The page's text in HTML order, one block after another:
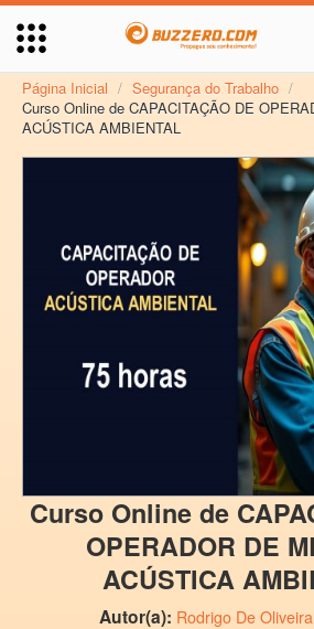
Página Inicial / Segurança do Trabalho /
Curso Online de CAPACITAÇÃO DE
ACÚSTICA AMBIENTAL
Curso Online de
OPERADOR DE
ACÚSTICA
Autor(a): Rodrigo De